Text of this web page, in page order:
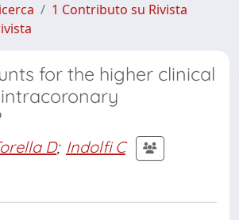
1 Contributo su Rivista
for the higher clinical
D; Indolfi C